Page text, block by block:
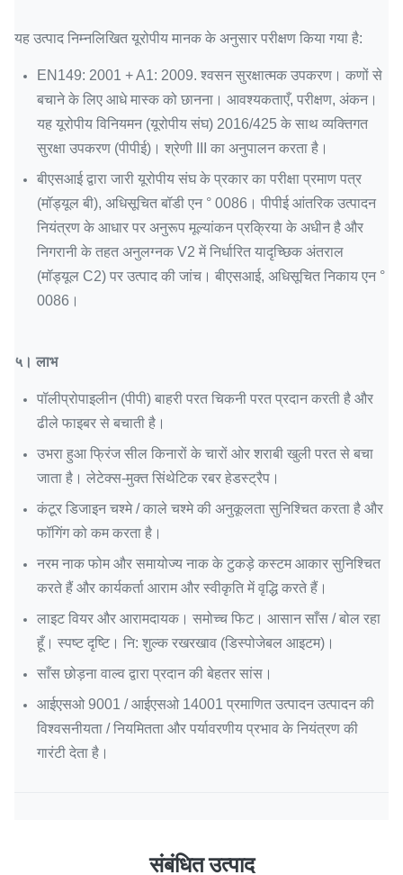
यह उत्पाद निम्नलिखित यूरोपीय मानक के अनुसार परीक्षण किया गया है:
EN149: 2001 + A1: 2009. श्वसन सुरक्षात्मक उपकरण। कणों से
बचाने के लिए आधे मास्क को छानना। आवश्यकताएँ, परीक्षण, अंकन।
यह यूरोपीय विनियमन (यूरोपीय संघ) 2016/425 के साथ व्यक्तिगत
सुरक्षा उपकरण (पीपीई)। श्रेणी III का अनुपालन करता है।
बीएसआई द्वारा जारी यूरोपीय संघ के प्रकार का परीक्षा प्रमाण पत्र
(मॉड्यूल बी), अधिसूचित बॉडी एन ° 0086। पीपीई आंतरिक उत्पादन
नियंत्रण के आधार पर अनुरूप मूल्यांकन प्रक्रिया के अधीन है और
निगरानी के तहत अनुलग्नक V2 में निर्धारित यादृच्छिक अंतराल
(मॉड्यूल C2) पर उत्पाद की जांच। बीएसआई, अधिसूचित निकाय एन °
0086।
५। लाभ
पॉलीप्रोपाइलीन (पीपी) बाहरी परत चिकनी परत प्रदान करती है और
ढीले फाइबर से बचाती है।
उभरा हुआ फ्रिंज सील किनारों के चारों ओर शराबी खुली परत से बचा
जाता है। लेटेक्स-मुक्त सिंथेटिक रबर हेडस्ट्रैप।
कंटूर डिजाइन चश्मे / काले चश्मे की अनुकूलता सुनिश्चित करता है और
फॉगिंग को कम करता है।
नरम नाक फोम और समायोज्य नाक के टुकड़े कस्टम आकार सुनिश्चित
करते हैं और कार्यकर्ता आराम और स्वीकृति में वृद्धि करते हैं।
लाइट वियर और आरामदायक। समोच्च फिट। आसान साँस / बोल रहा
हूँ। स्पष्ट दृष्टि। नि: शुल्क रखरखाव (डिस्पोजेबल आइटम)।
साँस छोड़ना वाल्व द्वारा प्रदान की बेहतर सांस।
आईएसओ 9001 / आईएसओ 14001 प्रमाणित उत्पादन उत्पादन की
विश्वसनीयता / नियमितता और पर्यावरणीय प्रभाव के नियंत्रण की
गारंटी देता है।
संबंधित उत्पाद